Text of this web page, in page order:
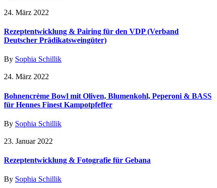
24. März 2022
Rezeptentwicklung & Pairing für den VDP (Verband
Deutscher Prädikatsweingüter)
By Sophia Schillik
24. März 2022
Bohnencrème Bowl mit Oliven, Blumenkohl, Peperoni & BASS
für Hennes Finest Kampotpfeffer
By Sophia Schillik
23. Januar 2022
Rezeptentwicklung & Fotografie für Gebana
By Sophia Schillik